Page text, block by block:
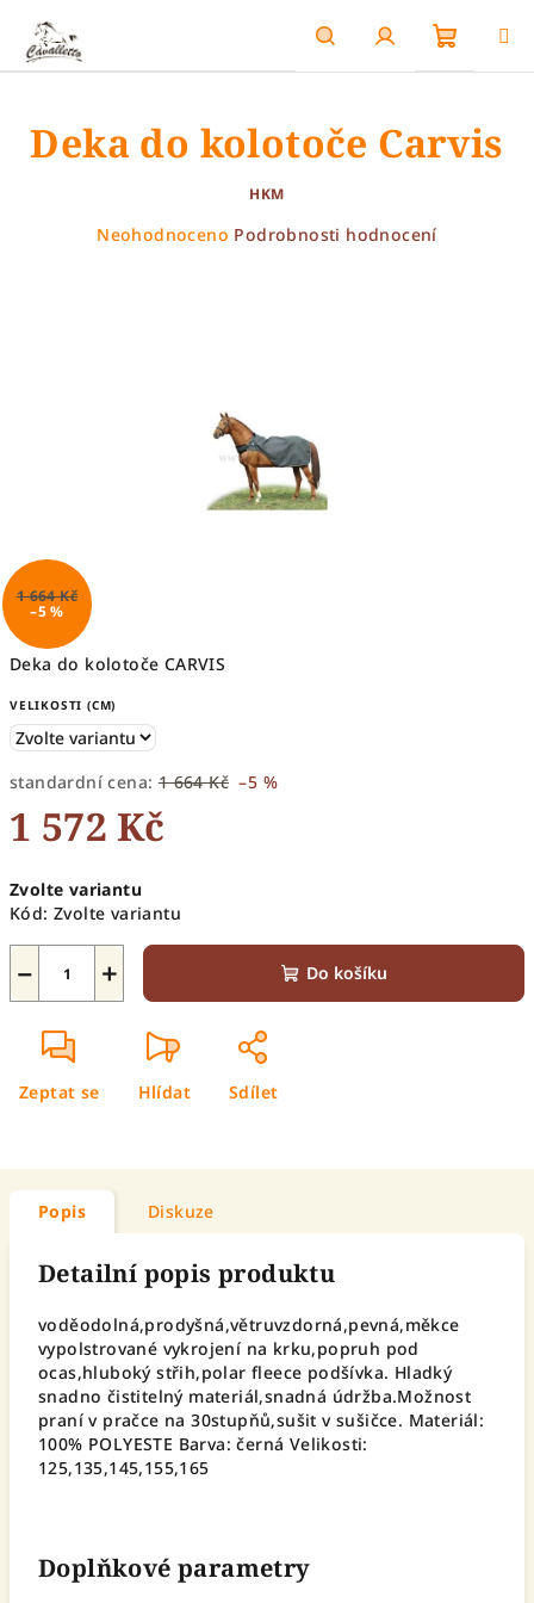
obsah
HledatPřihlášení
košík
Deka do kolotoče CARVIS
VELIKOSTI (CM)
standardní cena: 1 664 Kč –5 %
1 572 Kč
cena:
Zvolte variantu
Kód: Zvolte variantu
+
− Do košíku
Zeptat se Hlídat Sdílet
Deka do kolotoče Carvis
HKM
Průměrné
Neohodnoceno Podrobnosti hodnocení
1 664 Kč
–5 %
Popis Diskuze
Detailní popis produktu
voděodolná,prodyšná,větruvzdorná,pevná,měkce
vypolstrované vykrojení na krku,popruh pod
ocas,hluboký střih,polar fleece podšívka. Hladký
snadno čistitelný materiál,snadná údržba.Možnost
praní v pračce na 30stupňů,sušit v sušičce. Materiál:
100% POLYESTE Barva: černá Velikosti:
125,135,145,155,165
Doplňkové parametry